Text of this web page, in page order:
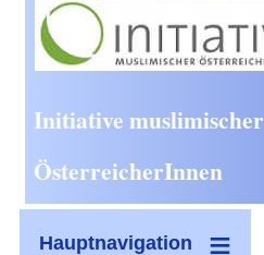
Initiative muslimischer
ÖsterreicherInnen
Hauptnavigation